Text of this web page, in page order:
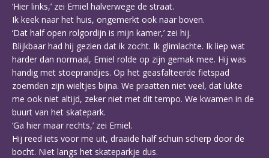
‘Hier links,’ zei Emiel halverwege de straat.
Ik keek naar het huis, ongemerkt ook naar boven.
‘Dat half open rolgordijn is mijn kamer,’ zei hij.
Blijkbaar had hij gezien dat ik zocht. Ik glimlachte. Ik liep wat
harder dan normaal, Emiel rolde op zijn gemak mee. Hij was
handig met stoeprandjes. Op het geasfalteerde fietspad
zoemden zijn wieltjes bijna. We praatten niet veel, dat lukte
me ook niet altijd, zeker niet met dit tempo. We kwamen in de
buurt van het skatepark.
‘Ga hier maar rechts,’ zei Emiel.
Hij reed iets voor me uit, draaide half schuin scherp door de
bocht. Niet langs het skateparkje dus.